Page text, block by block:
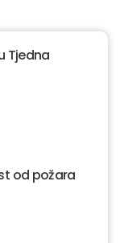
Tjedna
od požara